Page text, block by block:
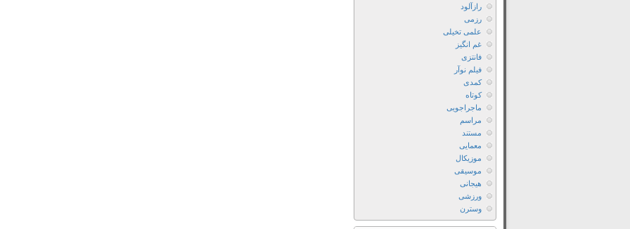
رازآلود
رزمی
علمی تخیلی
غم انگیز
فانتزی
فیلم نوآر
کمدی
کوتاه
ماجراجویی
مراسم
مستند
معمایی
موزیکال
موسیقی
هیجانی
ورزشی
وسترن